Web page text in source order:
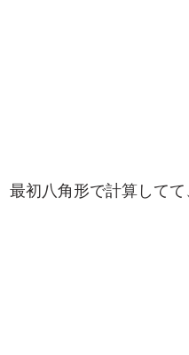
初八角形で計算して